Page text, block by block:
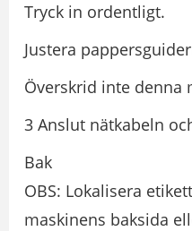
Tryck in ordentligt.
Justera
Överskrid inte denna
3 Anslut nätkabeln
Bak
OBS: Lokalisera
maskinens baksida